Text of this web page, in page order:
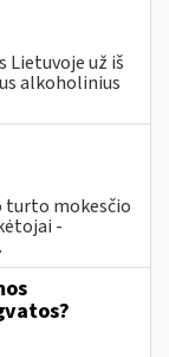
Lietuvoje už iš
alkoholinius
turto mokesčio
-